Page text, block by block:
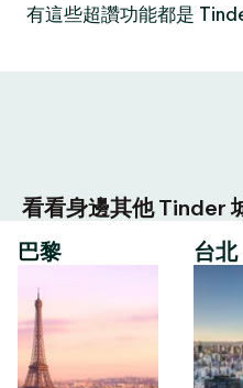
有這些超讚功能都是
看看身邊其他 Tinder
巴黎
台北